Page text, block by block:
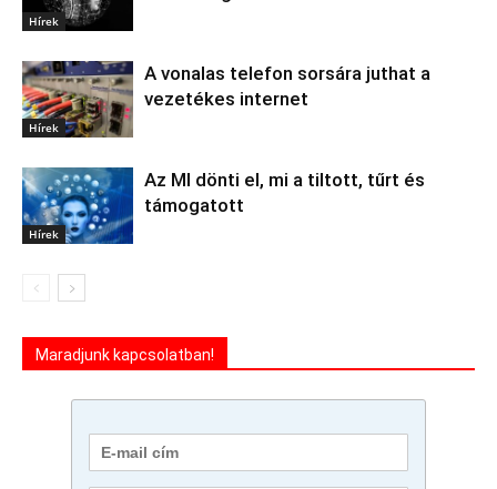
Hírek
Hírek
A vonalas telefon sorsára juthat a
vezetékes internet
Hírek
Az MI dönti el, mi a tiltott, tűrt és
támogatott
Maradjunk kapcsolatban!